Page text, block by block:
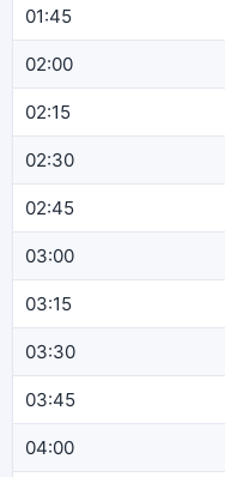
01:45
02:00
02:15
02:30
02:45
03:00
03:15
03:30
03:45
04:00